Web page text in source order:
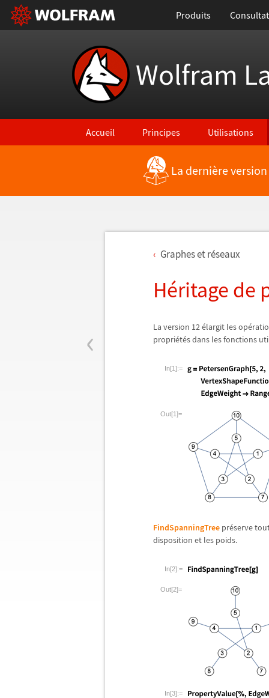
Produits
Wolfram
Accueil Principes Utilisations
La dernière
‹
Graphes et réseaux
Héritage de
La version 12élargit les opé
propriétés dans les fonctions
In[1]:=
Out[1]=
FindSpanningTree préserve
disposition et les poids.
In[2]:=
Out[2]=
In[3]:=